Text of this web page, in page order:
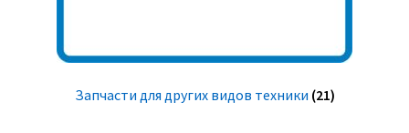
Запчасти для других видов техники (21)